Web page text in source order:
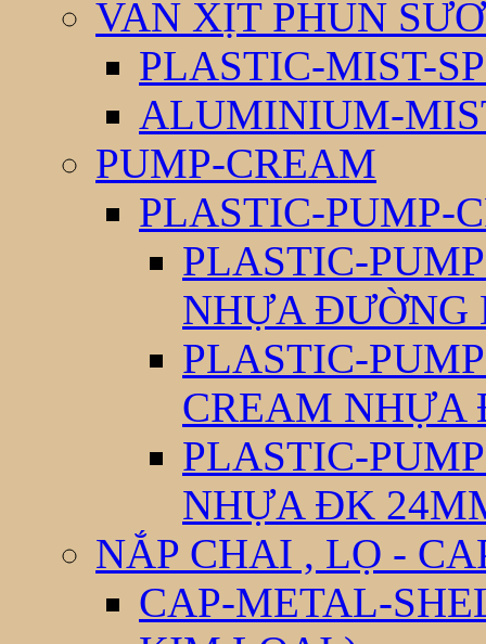
VAN XỊT PHUN
PLASTIC-MIST-
ALUMINIUM-
PUMP-CREAM
PLASTIC-PUMP-
PLASTIC-
NHỰA ĐƯỜNG
PLASTIC-
CREAM NHỰA
PLASTIC-
NHỰA ĐK
NẮP CHAI , LỌ -
CAP-METAL-